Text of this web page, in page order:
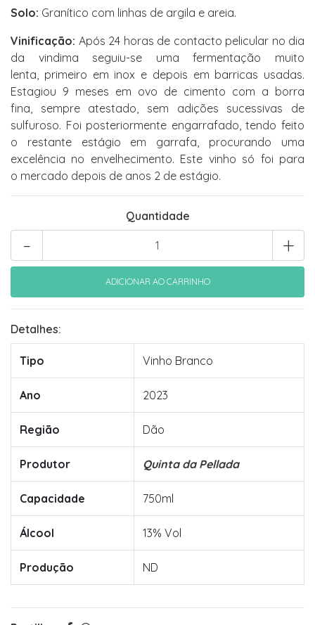
Solo: Granítico com linhas de argila e areia.
Vinificação: Após 24 horas de contacto pelicular no dia
da vindima seguiu-se uma fermentação muito
lenta, primeiro em inox e depois em barricas usadas.
Estagiou 9 meses em ovo de cimento com a borra
fina, sempre atestado, sem adições sucessivas de
sulfuroso. Foi posteriormente engarrafado, tendo feito
o restante estágio em garrafa, procurando uma
excelência no envelhecimento. Este vinho só foi para
o mercado depois de anos 2 de estágio.
Quantidade
+
-
Detalhes:
Tipo Vinho Branco
Ano 2023
Região Dão
Produtor Quinta da Pellada
Capacidade 750ml
Álcool 13% Vol
Produção ND